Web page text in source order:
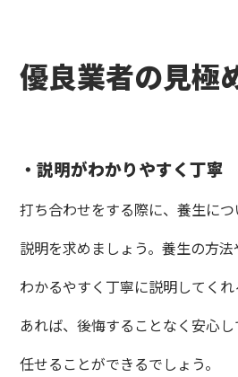
優良業者の見極
・説明がわかりやすく丁寧
打ち合わせをする際に、養生に
説明を求めましょう。養生の方法
わかるやすく丁寧に説明してく
あれば、後悔することなく安心
任せることができるでしょう。